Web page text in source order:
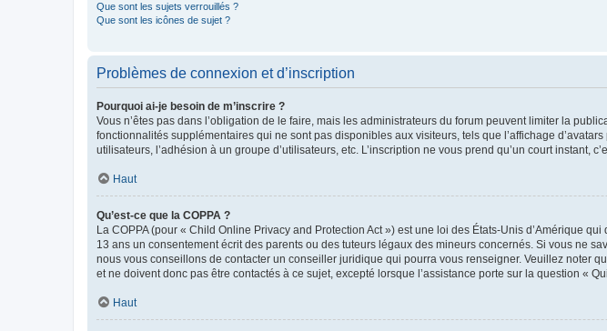
Que sont les sujets verrouillés ?
Que sont les icônes de sujet ?
Problèmes de connexion et d’inscription
Pourquoi ai-je besoin de m’inscrire ?
Vous n’êtes pas dans l’obligation de le faire, mais les administrateurs du forum peuvent limiter la
fonctionnalités supplémentaires qui ne sont pas disponibles aux visiteurs, tels que l’affichage
utilisateurs, l’adhésion à un groupe d’utilisateurs, etc. L’inscription ne vous prend qu’un court instant,
Haut
Qu’est-ce que la COPPA ?
La COPPA (pour « Child Online Privacy and Protection Act ») est une loi des États-Unis d’Amérique
13 ans un consentement écrit des parents ou des tuteurs légaux des mineurs concernés. Si vous ne
nous vous conseillons de contacter un conseiller juridique qui pourra vous renseigner. Veuillez noter
et ne doivent donc pas être contactés à ce sujet, excepté lorsque l’assistance porte sur la question «
Haut